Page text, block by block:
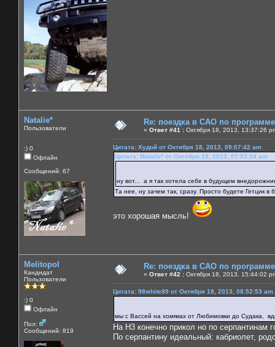
Natalie*
Пользователи
:) 0
Офлайн
Сообщений: 67
Re: поездка в САО по
« Ответ #41 : Октября 18, 2013, 13:37:26
Цитата: Худой от Октября 18, 2013, 09:07:42 am
Цитата: Natalie* от Октября 18, 2013, 07:53:34 am
ну вот... а я так хотела себе в будущем
Та нее, ну зачем так, сразу. Просто будете Гетцик
это хорошая мысль!
Melitopol
Кандидат
Пользователи
:) 0
Офлайн
Пол:
Сообщений: 819
Re: поездка в САО по
« Ответ #42 : Октября 18, 2013, 15:44:02
Цитата: 98white89 от Октября 18, 2013, 08:52:53 am
мы с Вассей на хомяках от Любимовки до Судака,
На H3 конечно прикол но по
По серпантину идеальный: кабриолет,